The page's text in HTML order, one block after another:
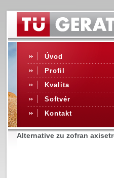
Úvod
Profil
Kvalita
Softvér
Kontakt
Alternative zu zofran